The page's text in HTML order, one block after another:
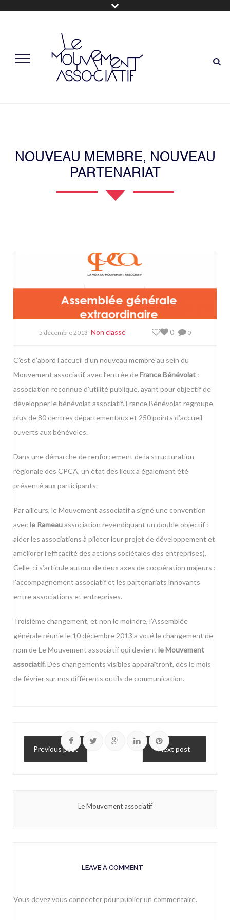
NOUVEAU MEMBRE, NOUVEAU
PARTENARIAT
5 décembre 2013 Non classé 0
0
C’est d’abord l’accueil d’un nouveau membre au sein du
Mouvement associatif, avec l’entrée deFrance Bénévolat :
association reconnue d’utilité publique, ayant pour objectif de
développer le bénévolat associatif. France Bénévolat regroupe
plus de 80 centres départementaux et 250 points d’accueil
ouverts aux bénévoles.
Dans une démarche de renforcement de la structuration
régionale des CPCA, un état des lieux a également été
présenté aux participants.
Par ailleurs, le Mouvement associatif a signé une convention
avec le Rameauassociation revendiquant un double objectif :
aider les associations à piloter leur projet de développement et
améliorer l’efficacité des actions sociétales des entreprises).
Celle-ci s’articule autour de deux axes de coopération majeurs :
l’accompagnement associatif et les partenariats innovants
entre associations et entreprises.
Troisième changement, et non le moindre, l’Assemblée
générale réunie le 10 décembre 2013 a voté le changement de
nom de Le Mouvement associatif qui devient le Mouvement
associatif.Des changements visibles apparaîtront, dès le mois
de février sur nos différents outils de communication.
Previous post Next post
Le Mouvement associatif
LEAVE A COMMENT
Vous devezvous connecterpour publier un commentaire.